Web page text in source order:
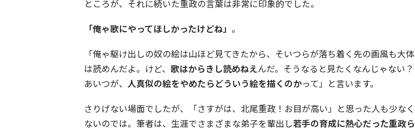
ところが、それに続いた重政の言葉は非常に印象的でした。
「俺ゃ歌にやってほしかったけどね」 。
「俺ゃ駆け出しの奴の絵は山ほど見てきたから、そいつらが落ち着く先の画風も大体
は読めんだよ。けど、 歌はからきし読めねえんだ。そうなると見たくなんじゃない？
あいつが、 人真似の絵をやめたらどういう絵を描くのかって」と言います。
さりげない場面でしたが、「さすがは、北尾重政！お目が高い」と思った人も少なく
ないのでは。筆者は、生涯でさまざまな弟子を輩出し若手の育成に熱心だった重政ら